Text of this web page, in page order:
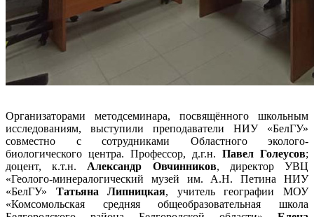
Организаторами методсеминара, посвящённого школьным
исследованиям, выступили преподаватели НИУ «БелГУ»
совместно с сотрудниками Областного эколого-
биологического центра. Профессор, д.г.н. Павел Голеусов;
доцент, к.т.н. Александр Овчинников, директор УВЦ
«Геолого-минералогический музей им. А.Н. Петина НИУ
«БелГУ» Татьяна Липницкая, учитель географии МОУ
«Комсомольская средняя общеобразовательная школа